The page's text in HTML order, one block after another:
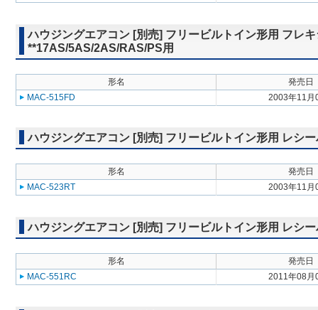
ハウジングエアコン [別売] フリービルトイン形用 フレ
**17AS/5AS/2AS/RAS/PS用
形名
発売日
MAC-515FD
2003年11月
ハウジングエアコン [別売] フリービルトイン形用 レシ
形名
発売日
MAC-523RT
2003年11月
ハウジングエアコン [別売] フリービルトイン形用 レシ
形名
発売日
MAC-551RC
2011年08月